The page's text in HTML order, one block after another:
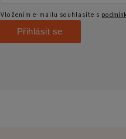
Vložením e-mailu souhlasíte s
Přihlásit se